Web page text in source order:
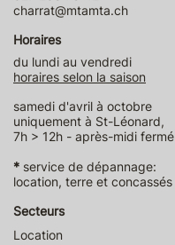
charrat@mtamta.ch
Horaires
du lundi au vendredi
horaires selon la saison
samedi d'avril à octobre
uniquement à St-Léonard,
7h > 12h - après-midi fermé
* service de dépannage:
location, terre et concassés
Secteurs
Location